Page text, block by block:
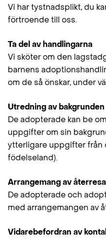
Vi har tystnadsplikt, du
förtroende till oss.
Ta del av handlingarna
Vi sköter om den
barnens
om de så önskar, under
Utredning av bakgrunden
De adopterade kan be
uppgifter om sin
ytterligare uppgifter från
födelseland).
Arrangemang av återresa
De adopterade och
med arrangemangen av
Vidarebefordran av